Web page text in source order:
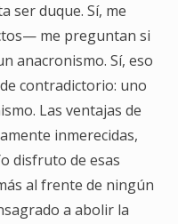
ser duque. Sí, me
me preguntan si
anacronismo. Sí, eso
contradictorio: uno
Las ventajas de
inmerecidas,
disfruto de esas
al frente de ningún
a abolir la